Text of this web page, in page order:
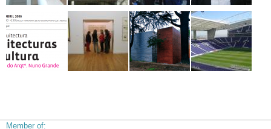
Member of: